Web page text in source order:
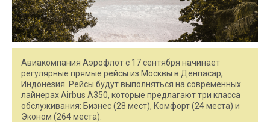
Авиакомпания Аэрофлот с 17 сентября начинает
регулярные прямые рейсы из Москвы в Денпасар,
Индонезия. Рейсы будут выполняться на современных
лайнерах Airbus A350, которые предлагают три класса
обслуживания: Бизнес (28 мест), Комфорт (24 места) и
Эконом (264 места).